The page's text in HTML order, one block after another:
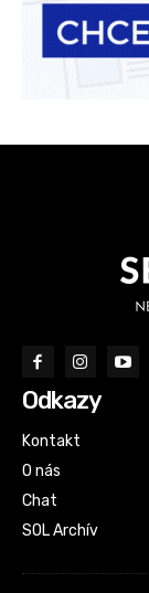
Odkazy
Kontakt
O nás
Chat
SOL Archív